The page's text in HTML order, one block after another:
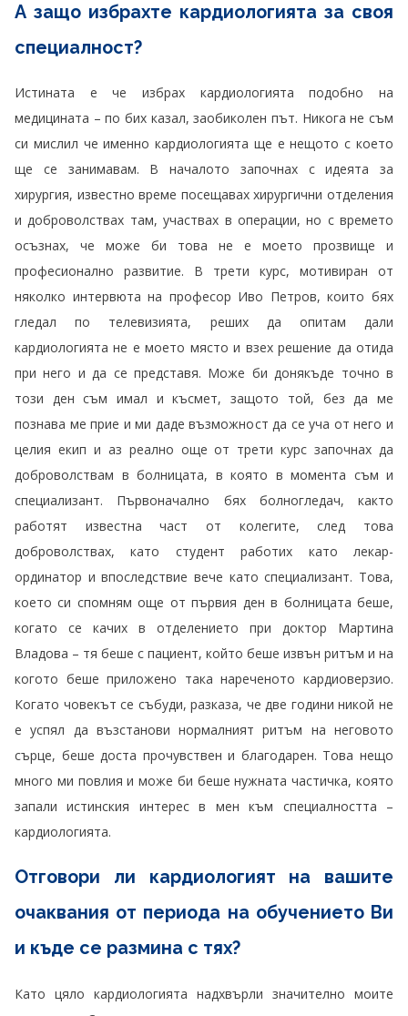
А защо избрахте кардиологията за своя
специалност?
Истината е че избрах кардиологията подобно на
медицината – по бих казал, заобиколен път. Никога не съм
си мислил че именно кардиологията ще е нещото с което
ще се занимавам. В началото започнах с идеята за
хирургия, известно време посещавах хирургични отделения
и доброволствах там, участвах в операции, но с времето
осъзнах, че може би това не е моето прозвище и
професионално развитие. В трети курс, мотивиран от
няколко интервюта на професор Иво Петров, които бях
гледал по телевизията, реших да опитам дали
кардиологията не е моето място и взех решение да отида
при него и да се представя. Може би донякъде точно в
този ден съм имал и късмет, защото той, без да ме
познава ме прие и ми даде възможност да се уча от него и
целия екип и аз реално още от трети курс започнах да
доброволствам в болницата, в която в момента съм и
специализант. Първоначално бях болногледач, както
работят известна част от колегите, след това
доброволствах, като студент работих като лекар-
ординатор и впоследствие вече като специализант. Това,
което си спомням още от първия ден в болницата беше,
когато се качих в отделението при доктор Мартина
Владова – тя беше с пациент, който беше извън ритъм и на
когото беше приложено така нареченото кардиоверзио.
Когато човекът се събуди, разказа, че две години никой не
е успял да възстанови нормалният ритъм на неговото
сърце, беше доста прочувствен и благодарен. Това нещо
много ми повлия и може би беше нужната частичка, която
запали истинския интерес в мен към специалността –
кардиологията.
Отговори ли кардиологият на вашите
очаквания от периода на обучението Ви
и къде се размина с тях?
Като цяло кардиологията надхвърли значително моите